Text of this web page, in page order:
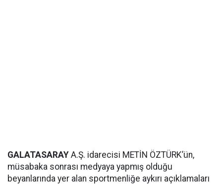
GALATASARAY A.Ş. idarecisi METİN ÖZTÜRK’ün,
müsabaka sonrası medyaya yapmış olduğu
beyanlarında yer alan sportmenliğe aykırı açıklamaları